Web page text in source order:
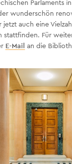
Parlaments
wunderschön
jetzt auch eine
stattfinden. Für
E-Mail an die